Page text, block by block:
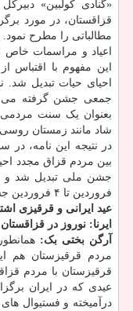
«گنادی کولبین»
قزاقستان، در مورد
مطالباتی را مطرح
اعیاد و مراسمات خاص
این مفهوم با اقتباس
احیای حیات تبدیل شد.
جمعی جشن گرفته می
بعنوان یک سنت
شاد مانند زمستان روسی
فروردین تا ۴ فروردین جشن گرفته می شود.
عید ایرانی و قرقیزی
ایرنا: نوروز در
آرگن بختی بک:
مردم قرقیزستان هم
قرقیزستان با مردم
عیدی که در ایران
درآمیخته و فستیوال